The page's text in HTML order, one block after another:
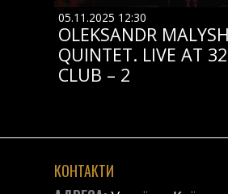
05.11.2025 12:30
OLEKSANDR
QUINTET. LIVE AT
CLUB – 2
КОНТАКТИ